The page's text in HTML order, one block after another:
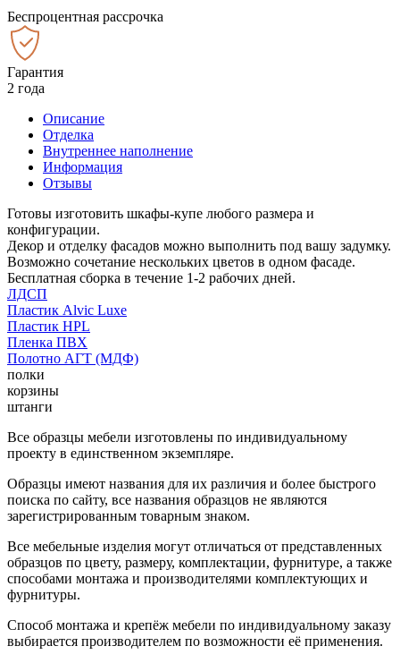
Беспроцентная рассрочка
Гарантия
2 года
Описание
Отделка
Внутреннее наполнение
Информация
Отзывы
Готовы изготовить шкафы-купе любого размера и
конфигурации.
Декор и отделку фасадов можно выполнить под вашу задумку.
Возможно сочетание нескольких цветов в одном фасаде.
Бесплатная сборка в течение 1-2 рабочих дней.
ЛДСП
Пластик Alvic Luxe
Пластик HPL
Пленка ПВХ
Полотно АГТ (МДФ)
полки
корзины
штанги
Все образцы мебели изготовлены по индивидуальному
проекту в единственном экземпляре.
Образцы имеют названия для их различия и более быстрого
поиска по сайту, все названия образцов не являются
зарегистрированным товарным знаком.
Все мебельные изделия могут отличаться от представленных
образцов по цвету, размеру, комплектации, фурнитуре, а также
способами монтажа и производителями комплектующих и
фурнитуры.
Способ монтажа и крепёж мебели по индивидуальному заказу
выбирается производителем по возможности её применения.